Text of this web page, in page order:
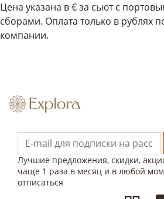
Цена указана в € за сьют с
сборами. Оплата только в рублях
компании.
Лучшие предложения, скидки,
чаще 1 раза в месяц и в любой
отписаться